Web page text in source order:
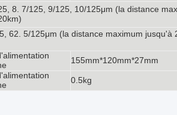
8. 7/125, 9/125, 10/125μm (la distance
62. 5/125μm (la distance maximum jusqu'à
155mm*120mm*27mm
0.5kg